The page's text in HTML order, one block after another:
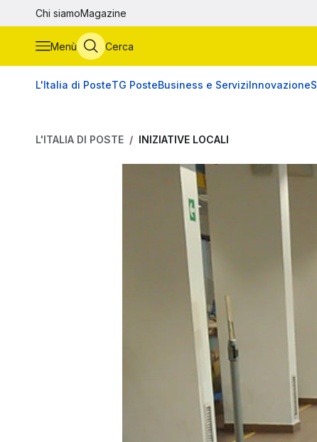
Vai al contenuto principale
Chi siamoMagazine
Menù Cerca
L'Italia di PosteTG PosteBusiness e ServiziInnovazione
L'ITALIA DI POSTE INIZIATIVE LOCALI